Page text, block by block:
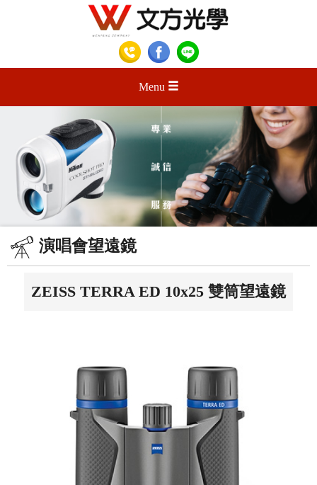
Menu
演唱會望遠鏡
ZEISS TERRA ED 10x25 雙筒望遠鏡